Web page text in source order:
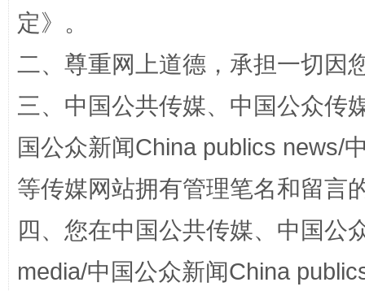
阿坝州三大球赛在茂县开幕 规模
国家大学科技园优化重塑工作
定》。
二、尊重网上道德，承担一切因
三、中国公共传媒、中国公众传
国公众新闻China publics news/
等传媒网站拥有管理笔名和留言
四、您在中国公共传媒、中国公
media/中国公众新闻China